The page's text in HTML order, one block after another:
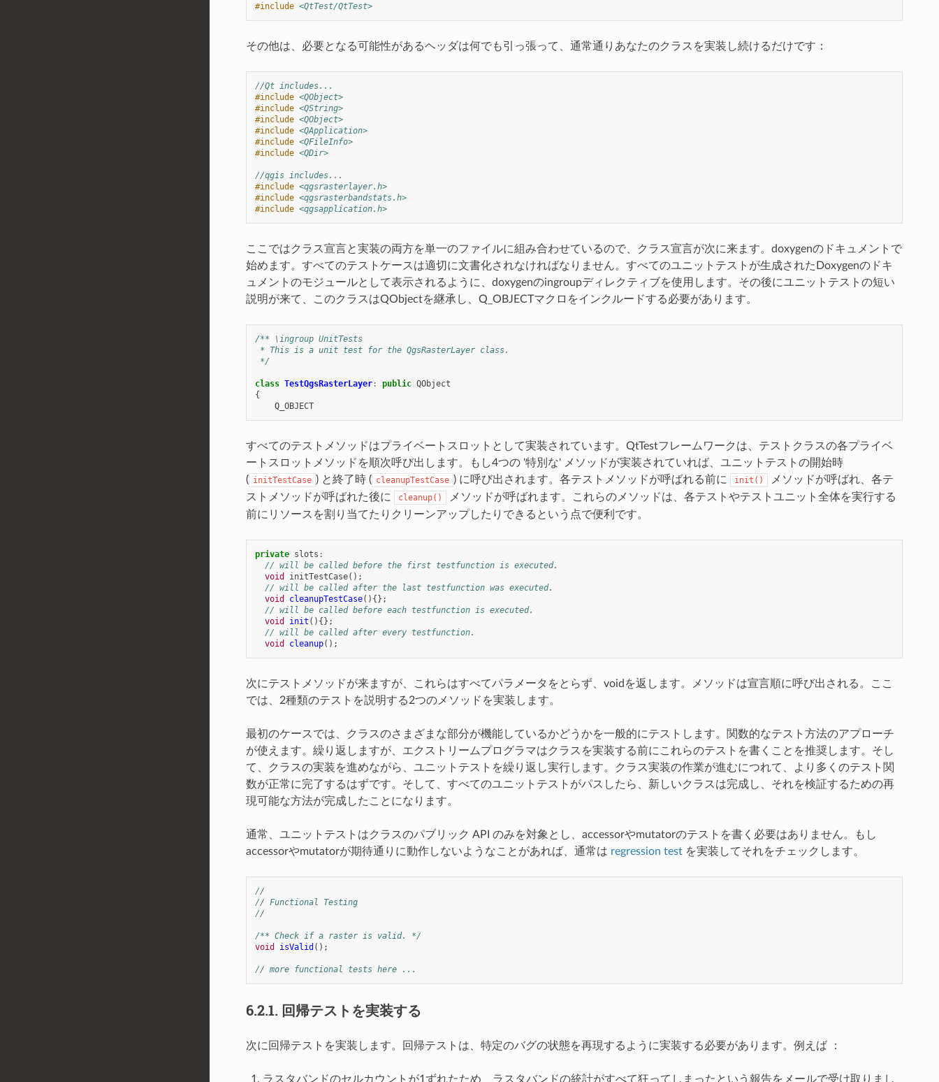
#include <QtTest/QtTest>
その他は、必要となる可能性があるヘッダは何でも引っ張って、通常通りあなたのクラスを実装し続けるだけです：
//Qt includes...
#include <QObject>
#include <QString>
#include <QObject>
#include <QApplication>
#include <QFileInfo>
#include <QDir>
//qgis includes...
#include <qgsrasterlayer.h>
#include <qgsrasterbandstats.h>
#include <qgsapplication.h>
ここではクラス宣言と実装の両方を単一のファイルに組み合わせているので、クラス宣言が次に来ます。doxygenのドキュメントで
始めます。すべてのテストケースは適切に文書化されなければなりません。すべてのユニットテストが生成されたDoxygenのドキ
ュメントのモジュールとして表示されるように、doxygenのingroupディレクティブを使用します。その後にユニットテストの短い
説明が来て、このクラスはQObjectを継承し、Q_OBJECTマクロをインクルードする必要があります。
/** \ingroup UnitTests
* This is a unit test for the QgsRasterLayer class.
*/
class TestQgsRasterLayer: public QObject
{
Q_OBJECT
すべてのテストメソッドはプライベートスロットとして実装されています。QtTestフレームワークは、テストクラスの各プライベ
ートスロットメソッドを順次呼び出します。もし4つの '特別な' メソッドが実装されていれば、ユニットテストの開始時
( initTestCase ) と終了時 ( cleanupTestCase ) に呼び出されます。各テストメソッドが呼ばれる前に init()
メソッドが呼ばれ、各テ
ストメソッドが呼ばれた後に
cleanup()
メソッドが呼ばれます。これらのメソッドは、各テストやテストユニット全体を実行する
前にリソースを割り当てたりクリーンアップしたりできるという点で便利です。
private slots :
// will be called before the first testfunction is executed.
void
initTestCase();
// will be called after the last testfunction was executed.
void
cleanupTestCase(){};
// will be called before each testfunction is executed.
void
init (){};
// will be called after every testfunction.
void
cleanup();
次にテストメソッドが来ますが、これらはすべてパラメータをとらず、voidを返します。メソッドは宣言順に呼び出される。ここ
では、2種類のテストを説明する2つのメソッドを実装します。
最初のケースでは、クラスのさまざまな部分が機能しているかどうかを一般的にテストします。関数的なテスト方法のアプローチ
が使えます。繰り返しますが、エクストリームプログラマはクラスを実装する前にこれらのテストを書くことを推奨します。そし
て、クラスの実装を進めながら、ユニットテストを繰り返し実行します。クラス実装の作業が進むにつれて、より多くのテスト関
数が正常に完了するはずです。そして、すべてのユニットテストがパスしたら、新しいクラスは完成し、それを検証するための再
現可能な方法が完成したことになります。
通常、ユニットテストはクラスのパブリック API のみを対象とし、accessorやmutatorのテストを書く必要はありません。もし
accessorやmutatorが期待通りに動作しないようなことがあれば、通常は regression testを実装してそれをチェックします。
//
// Functional Testing
//
/** Check if a raster is valid. */
void
isValid ();
// more functional tests here ...
6.2.1. 回帰テストを実装する
次に回帰テストを実装します。回帰テストは、特定のバグの状態を再現するように実装する必要があります。例えば ：
ラスタバンドのセルカウントが1ずれたため、ラスタバンドの統計がすべて狂ってしまったという報告をメールで受け取りまし